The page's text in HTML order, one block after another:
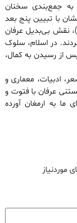
جمع‌بندی سخنان
با تبیین پنج بعد
نقش بی‌بدیل عرفان
در اسلام، سلوک
از رسیدن به کمال،
ادبیات، معماری و
عرفان با فتوت و
ما به ارمغان آورده
موردنیاز